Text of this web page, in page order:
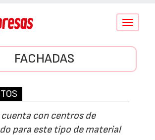
Conmutar
FACHADAS
cuenta con centros de
para este tipo de material